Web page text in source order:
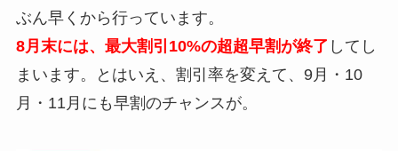
ぶん早くから行っています。
8月末には、 最大割引10%の超超早割が終了 してし
まいます。とはいえ、割引率を変えて、9月・10
月・11月にも早割のチャンスが。